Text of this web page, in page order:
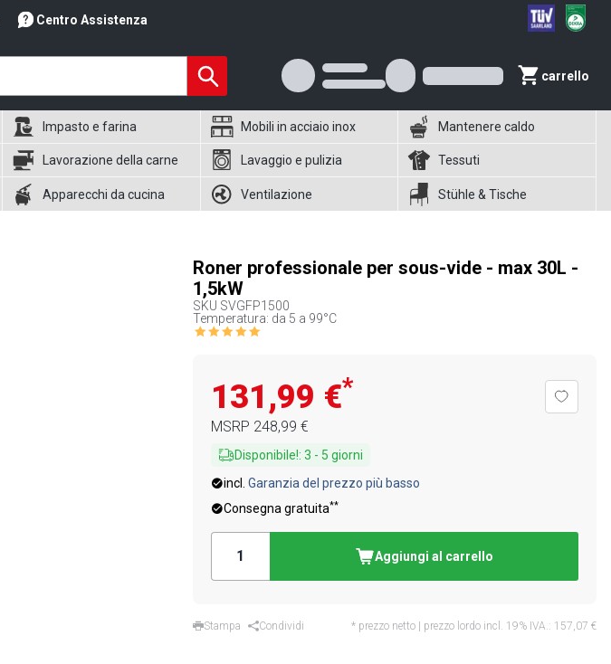
Centro Assistenza
carrello
Impasto e farina Mobili in acciaio inox Mantenere caldo
Lavorazione della carne Lavaggio e pulizia Tessuti
Apparecchi da cucina Ventilazione Stühle & Tische
Roner professionale per sous-vide - max 30L -
1,5kW
SKU SVGFP1500
Temperatura: da 5 a 99°C
131,99 €*
MSRP 248,99 €
Disponibile!: 3 - 5 giorni
incl. Garanzia del prezzo più basso
Consegna gratuita**
Aggiungi al carrello
Stampa Condividi * prezzo netto | prezzo lordo incl. 19% IVA.: 157,07 €